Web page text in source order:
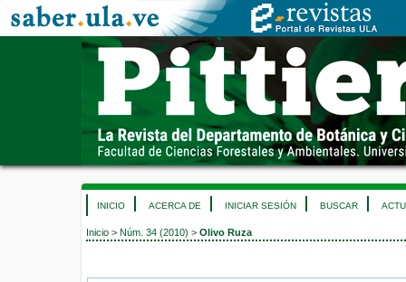
INICIO ACERCA DE INICIAR SESIÓN BUSCAR
Inicio > Núm. 34 (2010) > Olivo Ruza